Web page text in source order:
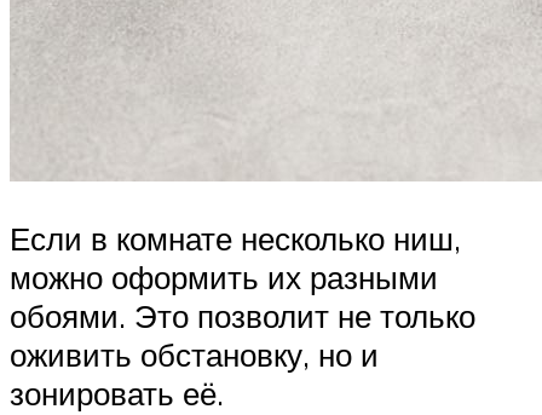
Если в комнате несколько ниш,
можно оформить их разными
обоями. Это позволит не только
оживить обстановку, но и
зонировать её.